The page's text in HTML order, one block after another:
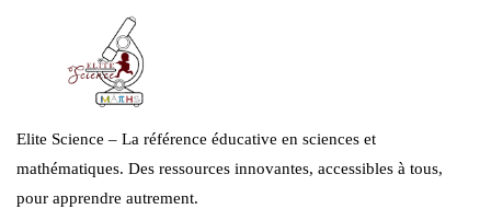
Elite Science – La référence éducative en sciences et
mathématiques. Des ressources innovantes, accessibles à tous,
pour apprendre autrement.